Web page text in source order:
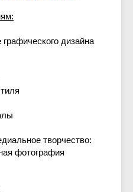
дизайна
творчество:
фотография